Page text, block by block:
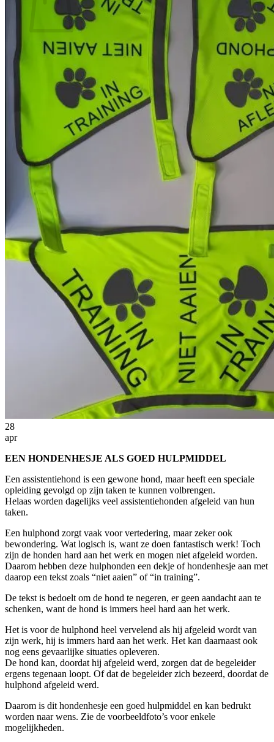
Geen producten in de winkelwagen.
Terug naar winkel
28
apr
EEN HONDENHESJE ALS GOED HULPMIDDEL
Een assistentiehond is een gewone hond, maar heeft een speciale
opleiding gevolgd op zijn taken te kunnen volbrengen.
Helaas worden dagelijks veel assistentiehonden afgeleid van hun
taken.
Een hulphond zorgt vaak voor vertedering, maar zeker ook
bewondering. Wat logisch is, want ze doen fantastisch werk! Toch
zijn de honden hard aan het werk en mogen niet afgeleid worden.
Daarom hebben deze hulphonden een dekje of hondenhesje aan met
daarop een tekst zoals “niet aaien” of “in training”.
De tekst is bedoelt om de hond te negeren, er geen aandacht aan te
schenken, want de hond is immers heel hard aan het werk.
Het is voor de hulphond heel vervelend als hij afgeleid wordt van
zijn werk, hij is immers hard aan het werk. Het kan daarnaast ook
nog eens gevaarlijke situaties opleveren.
De hond kan, doordat hij afgeleid werd, zorgen dat de begeleider
ergens tegenaan loopt. Of dat de begeleider zich bezeerd, doordat de
hulphond afgeleid werd.
Daarom is dit hondenhesje een goed hulpmiddel en kan bedrukt
worden naar wens. Zie de voorbeeldfoto’s voor enkele
mogelijkheden.